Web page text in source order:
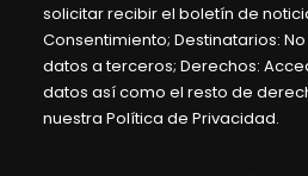
solicitar recibir el boletín de
Consentimiento; Destinatarios:
datos a terceros; Derechos:
datos así como el resto de
nuestra Política de Privacidad.